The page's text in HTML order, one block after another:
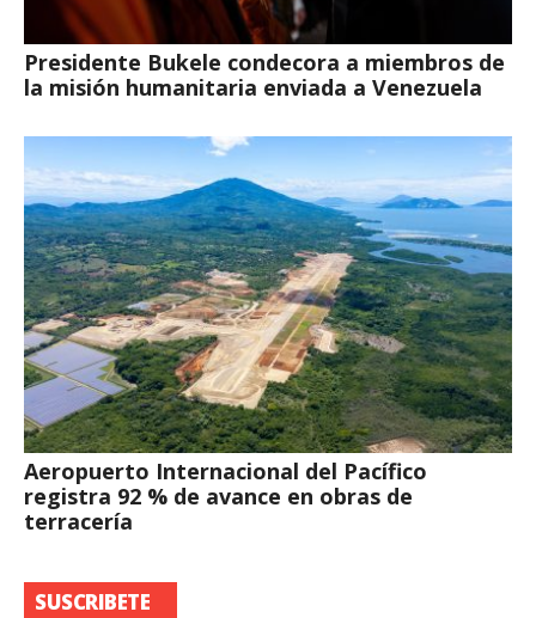
Presidente Bukele condecora a miembros de
la misión humanitaria enviada a Venezuela
Aeropuerto Internacional del Pacífico
registra 92 % de avance en obras de
terracería
SUSCRIBETE